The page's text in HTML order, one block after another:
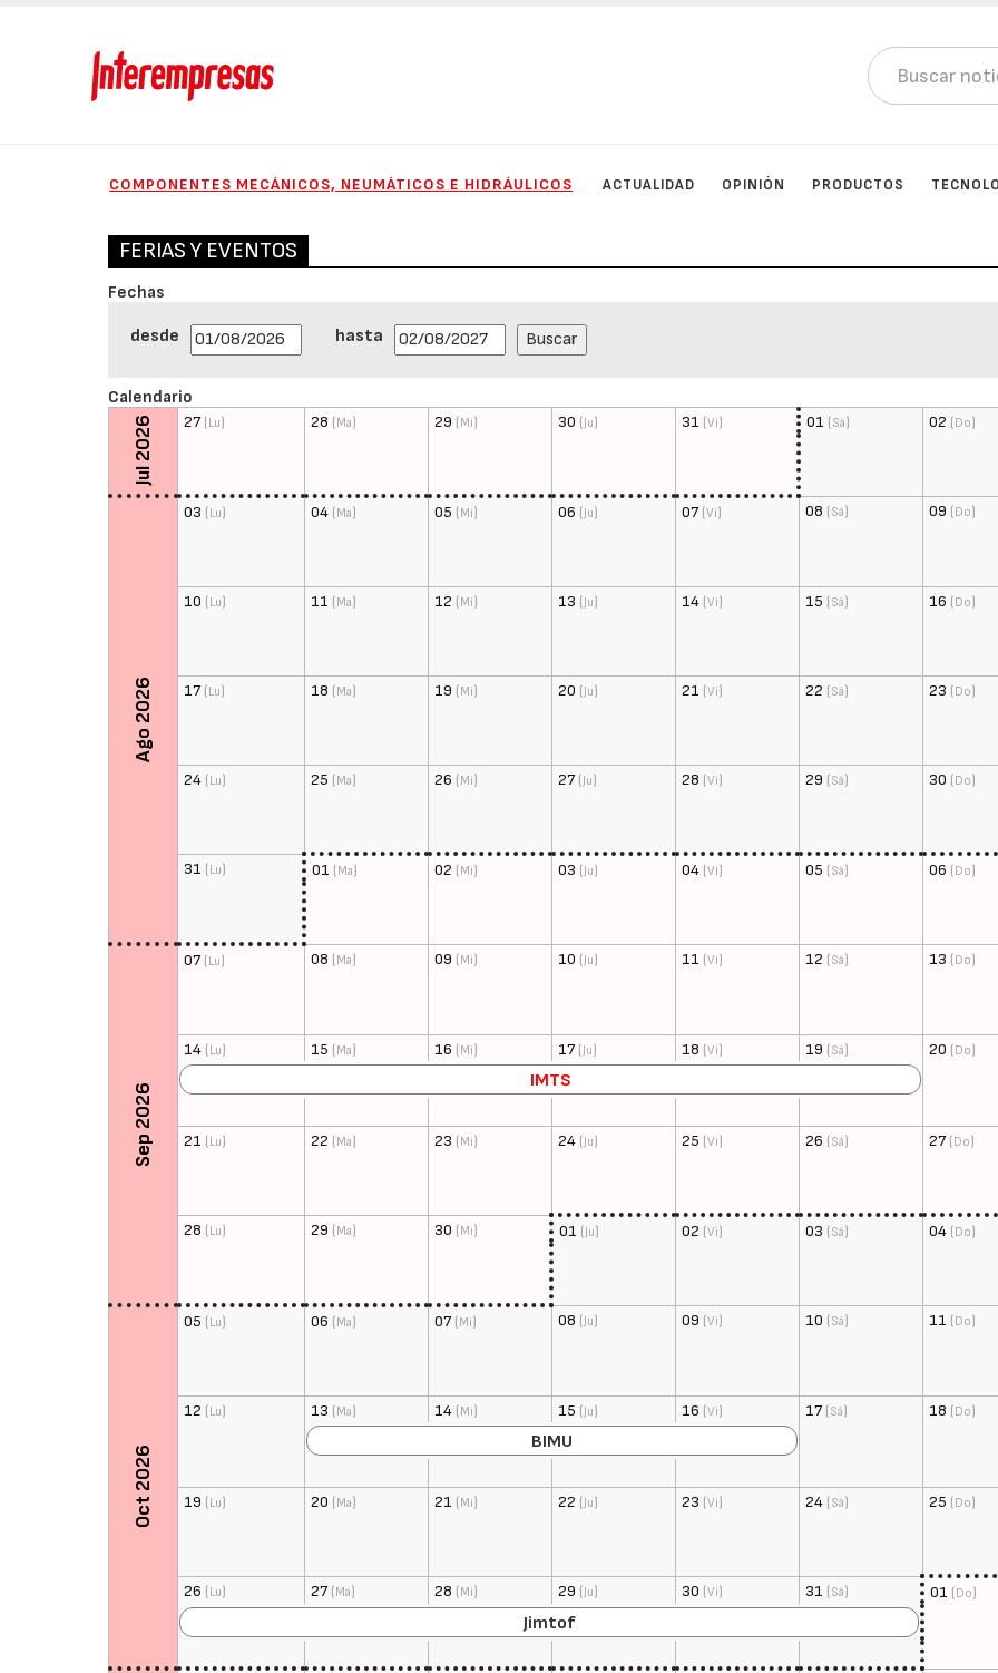
COMPONENTES MECÁNICOS, NEUMÁTICOS E HIDRÁULICOS ACTUALIDAD OPINIÓN PRODUCTOS
FERIAS Y EVENTOS
Fechas
desde hasta
Calendario
Jul 2026 27(Lu) 28 (Ma) 29 (Mi) 30 (Ju) 31 (Vi) 01 (Sá) 02 (Do)
Ago 2026
03 (Lu) 04 (Ma) 05 (Mi) 06 (Ju) 07(Vi) 08 (Sá) 09 (Do)
10 (Lu) 11 (Ma) 12 (Mi) 13 (Ju) 14 (Vi) 15 (Sá) 16 (Do)
17(Lu) 18 (Ma) 19 (Mi) 20 (Ju) 21 (Vi) 22 (Sá) 23 (Do)
24 (Lu) 25 (Ma) 26 (Mi) 27(Ju) 28 (Vi) 29 (Sá) 30 (Do)
31 (Lu) 01 (Ma) 02 (Mi) 03 (Ju) 04 (Vi) 05 (Sá) 06 (Do)
Sep 2026
07(Lu) 08 (Ma) 09 (Mi) 10 (Ju) 11 (Vi) 12 (Sá) 13 (Do)
14 (Lu) 15 (Ma) 16 (Mi) 17(Ju) 18 (Vi) 19 (Sá) 20 (Do)
IMTS
21 (Lu) 22 (Ma) 23 (Mi) 24 (Ju) 25 (Vi) 26 (Sá) 27(Do)
28 (Lu) 29 (Ma) 30 (Mi) 01 (Ju) 02 (Vi) 03 (Sá) 04 (Do)
Oct 2026
05 (Lu) 06 (Ma) 07(Mi) 08 (Ju) 09 (Vi) 10 (Sá) 11 (Do)
12 (Lu) 13 (Ma) 14 (Mi) 15 (Ju) 16 (Vi) 17(Sá) 18 (Do)
BIMU
19 (Lu) 20 (Ma) 21 (Mi) 22 (Ju) 23 (Vi) 24 (Sá) 25 (Do)
26 (Lu) 27(Ma) 28 (Mi) 29 (Ju) 30 (Vi) 31 (Sá) 01 (Do)
Jimtof